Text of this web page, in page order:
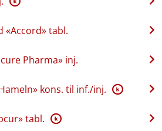
«Accord» tabl.
Pharma» inj.
kons. til inf.​/​inj. K
tabl. K